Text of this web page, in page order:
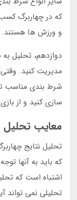
که در چهاربرگ کسب
و ورزش ها هستند.
دوازدهم، تحلیل
مدیریت کنید. وقتی
شرط بندی مناسب
سازی کنید و از
معایب تحلیل
تحلیل نتایج
که باید به آنها
اشتباه است که
تحلیلی نمی تواند